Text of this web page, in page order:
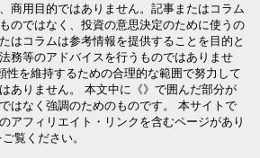
商用目的ではありません。記事またはコラム
のではなく、投資の意思決定のために使うの
はコラムは参考情報を提供することを目的と
務等のアドバイスを行うものではありませ
性を維持するための合理的な範囲で努力して
ありません。 本文中に《》で囲んだ部分が
はなく強調のためのものです。 本サイトで
アフィリエイト・リンクを含むページがあり
ご覧ください。